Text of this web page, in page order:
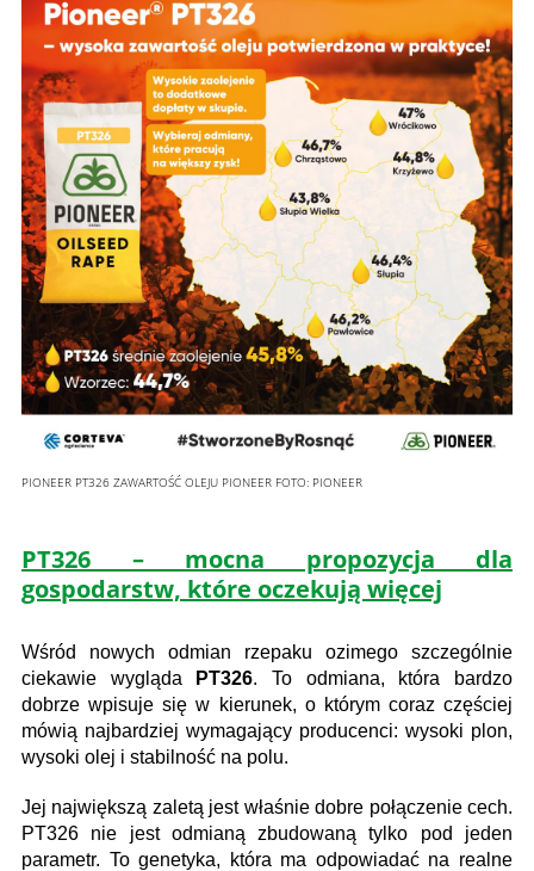
PIONEER PT326 ZAWARTOŚĆ OLEJU PIONEER FOTO: PIONEER
PT326 – mocna propozycja dla
gospodarstw, które oczekują więcej
Wśród nowych odmian rzepaku ozimego szczególnie
ciekawie wygląda
PT326. To odmiana, która bardzo
dobrze wpisuje się w kierunek, o którym coraz częściej
mówią najbardziej wymagający producenci: wysoki plon,
wysoki olej i stabilność na polu.
Jej największą zaletą jest właśnie dobre połączenie cech.
PT326 nie jest odmianą zbudowaną tylko pod jeden
parametr. To genetyka, która ma odpowiadać na realne